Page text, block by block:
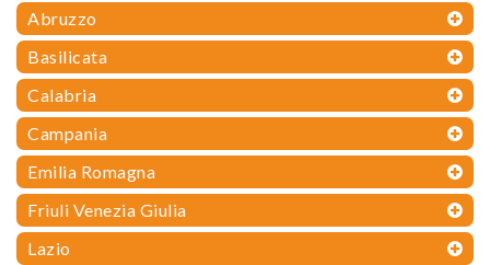
Abruzzo
Basilicata
Calabria
Campania
Emilia Romagna
Friuli Venezia Giulia
Lazio